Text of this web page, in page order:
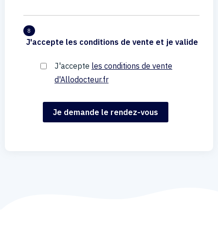
8
J'accepte les conditions de vente et je valide
J'accepte les conditions de vente
d'Allodocteur.fr